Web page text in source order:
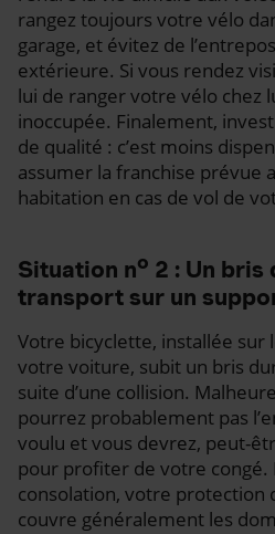
rangez toujours votre vélo
garage, et évitez de
extérieure. Si vous rendez
lui de ranger votre vélo chez
inoccupée. Finalement,
de qualité : c’est moins
assumer la franchise prévue
habitation en cas de vol de
Situation no 2 : Un bris
transport sur un
Votre bicyclette, installée sur
votre voiture, subit un bris
suite d’une collision.
pourrez probablement pas
voulu et vous devrez, peut-
pour profiter de votre congé.
consolation, votre protection
couvre généralement les